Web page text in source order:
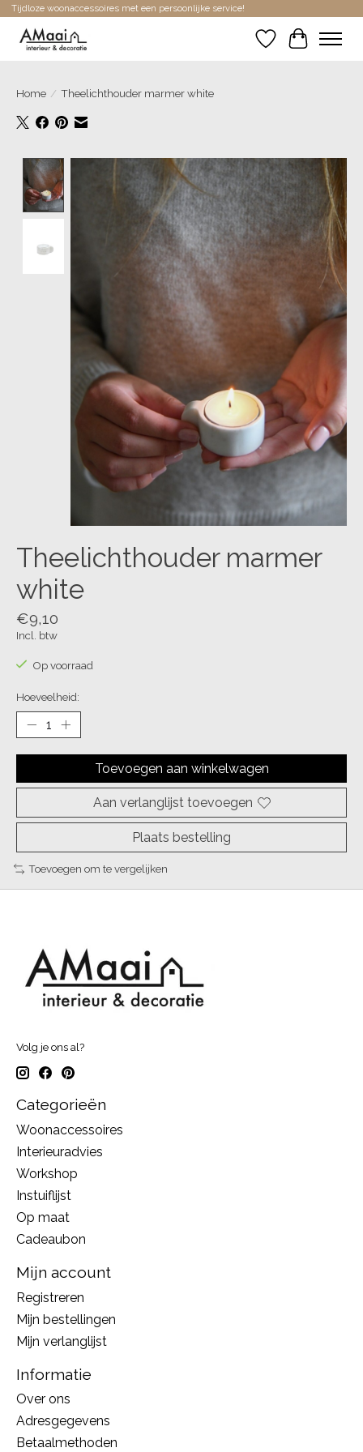
Tijdloze woonaccessoires met een persoonlijke service!
Verlanglijst
Home / Theelichthouder marmer white
Product image slideshow Items
Theelichthouder marmer
white
€9,10
Incl. btw
Op voorraad
Hoeveelheid:
Toevoegen aan winkelwagen
Aan verlanglijst toevoegen
Plaats bestelling
Toevoegen om te vergelijken
Volg je ons al?
Categorieën
Woonaccessoires
Interieuradvies
Workshop
Instuiflijst
Op maat
Cadeaubon
Mijn account
Registreren
Mijn bestellingen
Mijn verlanglijst
Informatie
Over ons
Adresgegevens
Betaalmethoden